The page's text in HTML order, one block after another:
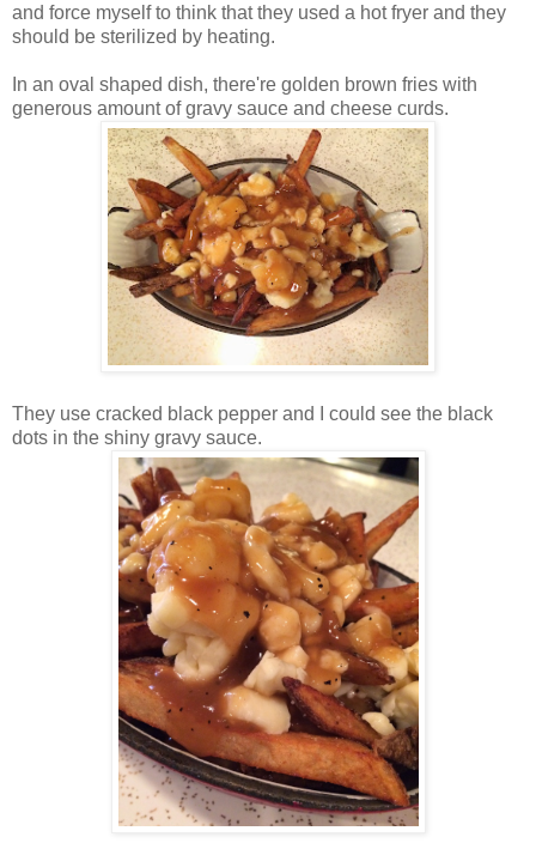
and force myself to think that they used a hot fryer and they
should be sterilized by heating.
In an oval shaped dish, there're golden brown fries with
generous amount of gravy sauce and cheese curds.
They use cracked black pepper and I could see the black
dots in the shiny gravy sauce.